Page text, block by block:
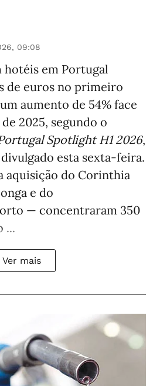
09:08
em Portugal
de euros no primeiro
aumento de 54% face
2025, segundo o
Spotlight H1 2026,
esta sexta-feira.
aquisição do Corinthia
e do
— concentraram 350
...
Ver mais